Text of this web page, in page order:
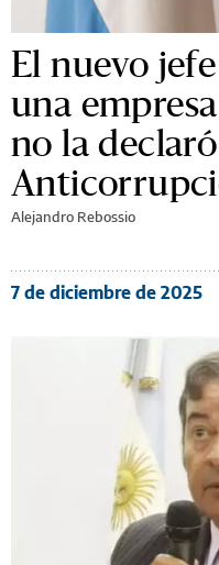
El nuevo
una
no la
Alejandro Rebossio
7 de diciembre de 2025